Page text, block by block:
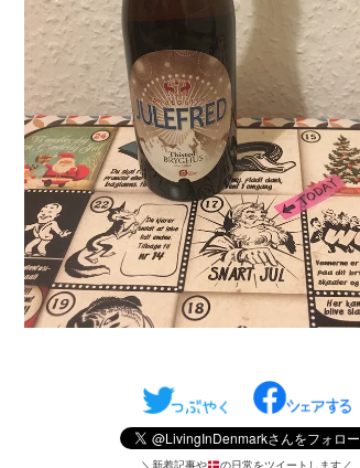
＼新着記事や の日常をツイートします／